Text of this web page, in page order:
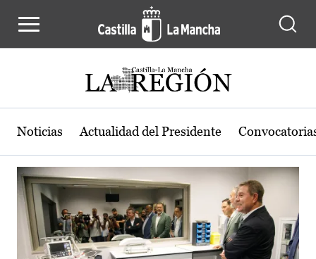
Actualidad de la región de Castilla-
Noticias Actualidad del Presidente